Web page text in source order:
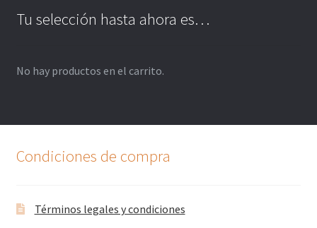
Tu selección hasta ahora es…
No hay productos en el carrito.
Condiciones de compra
Términos legales y condiciones